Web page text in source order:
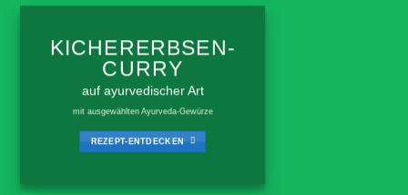
KICHERERBSEN-
CURRY
auf ayurvedischer Art
mit ausgewählten Ayurveda-Gewürze
REZEPT-ENTDECKEN